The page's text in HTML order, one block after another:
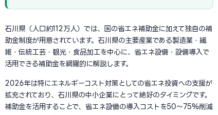
石川県（人口約112万人）では、国の省エネ補助金に加えて独自の補
助金制度が用意されています。石川県の主要産業である製造業・繊
維・伝統工芸・観光・食品加工を中心に、省エネ設備・設備導入で
活用できる補助金を網羅的に解説します。
2026年は特にエネルギーコスト対策としての省エネ投資への支援が
拡充されており、石川県の中小企業にとって絶好のタイミングです。
補助金を活用することで、省エネ設備の導入コストを50〜75%削減